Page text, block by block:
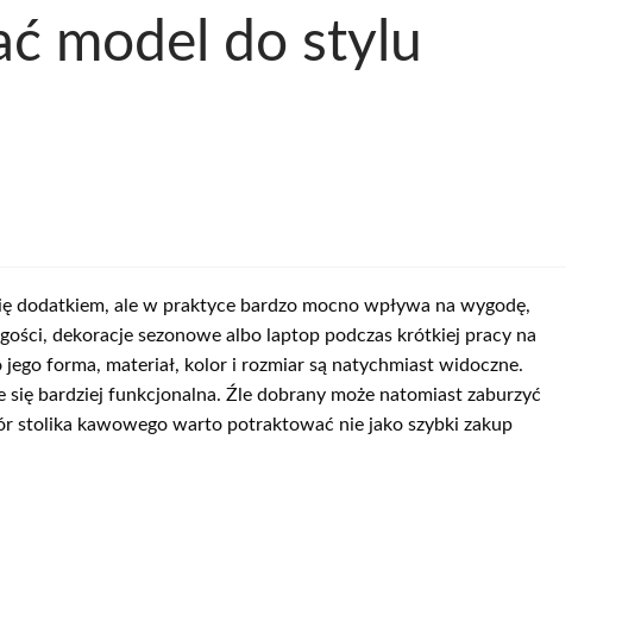
model do stylu
ale w praktyce bardzo mocno wpływa na wygodę,
dekoracje sezonowe albo laptop podczas krótkiej pracy na
forma, materiał, kolor i rozmiar są natychmiast widoczne.
bardziej funkcjonalna. Źle dobrany może natomiast zaburzyć
stolika kawowego warto potraktować nie jako szybki zakup